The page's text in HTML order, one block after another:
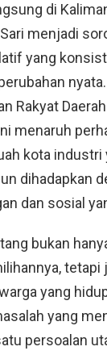
di
menjadi
yang
Rakyat Daerah
menaruh
kota
dihadapkan
dan sosial
bukan
tetapi
yang
yang
persoalan